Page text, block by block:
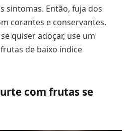
sintomas. Então, fuja dos
corantes e conservantes.
quiser adoçar, use um
de baixo índice
com frutas se